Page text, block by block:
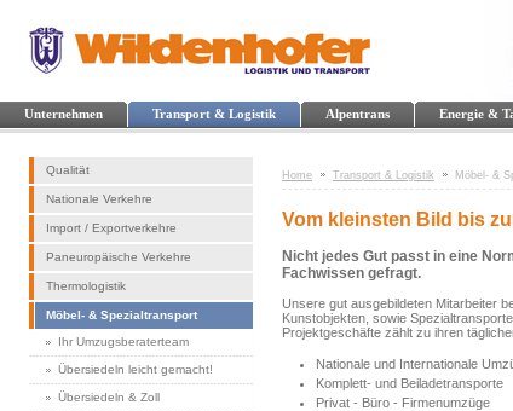
Unternehmen Transport & Logistik Alpentrans Energie &
Qualität
Nationale Verkehre
Import / Exportverkehre
Paneuropäische Verkehre
Thermologistik
Möbel- & Spezialtransport
Ihr Umzugsberaterteam
Übersiedeln leicht gemacht!
Übersiedeln & Zoll
Home Transport & Logistik Möbel- &
Vom kleinsten Bild bis
Nicht jedes Gut passt in eine
Fachwissen gefragt.
Unsere gut ausgebildeten Mitarbeiter
Kunstobjekten, sowie
Projektgeschäfte zählt zu ihren
Nationale und Internationale
Komplett- und Beiladetransporte
Privat - Büro - Firmenumzüge